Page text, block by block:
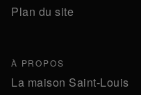
Plan du site
À PROPOS
La maison Saint-Louis